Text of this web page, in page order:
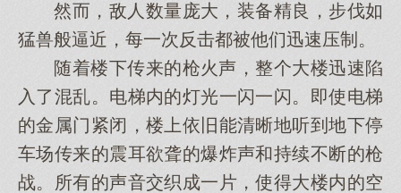
然而，敌人数量庞大，装备精良，步伐如
猛兽般逼近，每一次反击都被他们迅速压制。
随着楼下传来的枪火声，整个大楼迅速陷
入了混乱。电梯内的灯光一闪一闪。即使电梯
的金属门紧闭，楼上依旧能清晰地听到地下停
车场传来的震耳欲聋的爆炸声和持续不断的枪
战。所有的声音交织成一片，使得大楼内的空